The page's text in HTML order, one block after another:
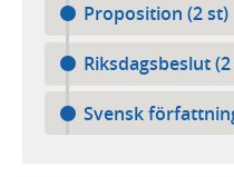
Proposition (2 st)
Riksdagsbeslut
Svensk